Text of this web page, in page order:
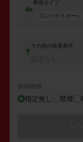
車両タイプ
コンパクトカー
その他の検索条件
禁煙/喫煙
指定無し 禁煙